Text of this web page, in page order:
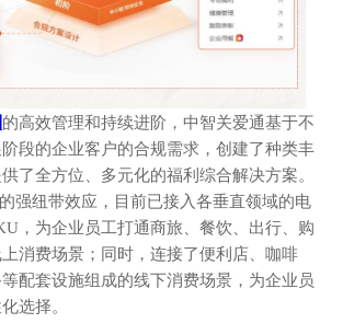
的高效管理和持续进阶，中智关爱通基于不
段的企业客户的合规需求，创建了种类丰
了全方位、多元化的福利综合解决方案。
强纽带效应，目前已接入各垂直领域的电
，为企业员工打通商旅、餐饮、出行、购
消费场景；同时，连接了便利店、咖啡
配套设施组成的线下消费场景，为企业员
选择。